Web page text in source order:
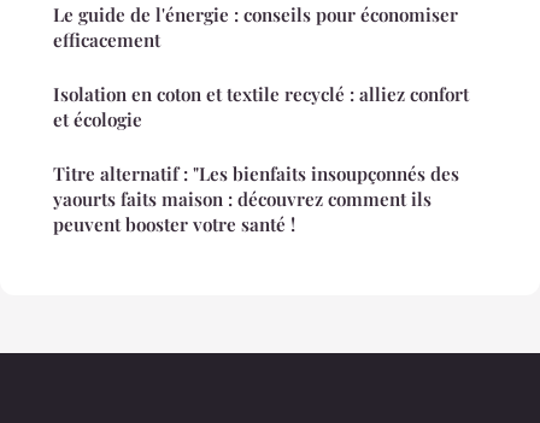
Le guide de l'énergie : conseils pour économiser
efficacement
Isolation en coton et textile recyclé : alliez confort
et écologie
Titre alternatif : "Les bienfaits insoupçonnés des
yaourts faits maison : découvrez comment ils
peuvent booster votre santé !